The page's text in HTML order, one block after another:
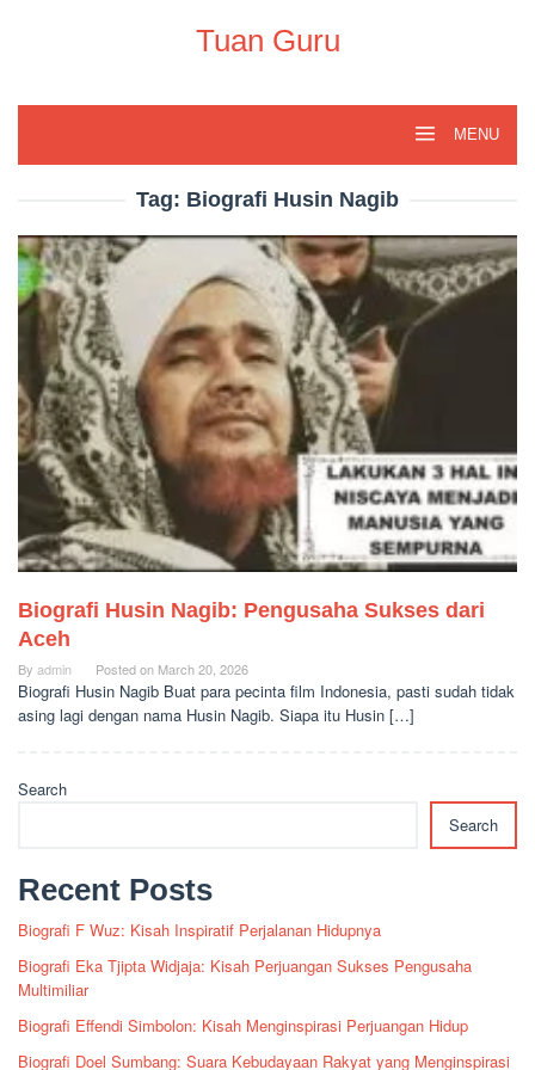
Tuan Guru
MENU
Tag: Biografi Husin Nagib
Biografi Husin Nagib: Pengusaha Sukses dari
Aceh
By admin Posted on March 20, 2026
Biografi Husin Nagib Buat para pecinta film Indonesia, pasti sudah tidak
asing lagi dengan nama Husin Nagib. Siapa itu Husin […]
Search
Search
Recent Posts
Biografi F Wuz: Kisah Inspiratif Perjalanan Hidupnya
Biografi Eka Tjipta Widjaja: Kisah Perjuangan Sukses Pengusaha
Multimiliar
Biografi Effendi Simbolon: Kisah Menginspirasi Perjuangan Hidup
Biografi Doel Sumbang: Suara Kebudayaan Rakyat yang Menginspirasi